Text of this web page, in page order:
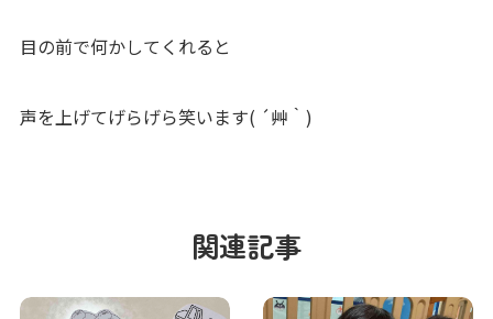
目の前で何かしてくれると
声を上げてげらげら笑います( ´艸｀)
関連記事